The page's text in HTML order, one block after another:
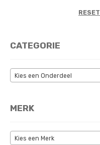
CONTACT
MIJN ACCOUNT
CATEGORIE
Kies een Onderdeel
MERK
Kies een Merk